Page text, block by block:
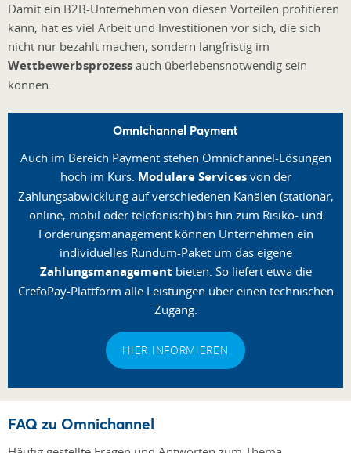
Damit ein B2B-Unternehmen von diesen Vorteilen profitieren
kann, hat es viel Arbeit und Investitionen vor sich, die sich
nicht nur bezahlt machen, sondern langfristig im
Wettbewerbsprozess auch überlebensnotwendig sein
können.
Omnichannel Payment
Auch im Bereich Payment stehen Omnichannel-Lösungen
hoch im Kurs. Modulare Servicesvon der
Zahlungsabwicklung auf verschiedenen Kanälen (stationär,
online, mobil oder telefonisch) bis hin zum Risiko- und
Forderungsmanagement können Unternehmen ein
individuelles Rundum-Paket um das eigene
Zahlungsmanagement bieten. So liefert etwa die
CrefoPay-Plattform alle Leistungen über einen technischen
Zugang.
HIER INFORMIEREN
FAQ zu Omnichannel